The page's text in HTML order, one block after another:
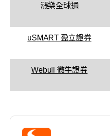
漲樂全球通
uSMART 盈立證券
Webull 微牛證券